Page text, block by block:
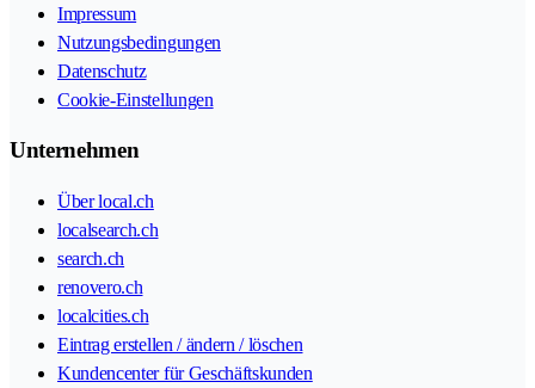
Impressum
Nutzungsbedingungen
Datenschutz
Cookie-Einstellungen
Unternehmen
Über local.ch
localsearch.ch
search.ch
renovero.ch
localcities.ch
Eintrag erstellen / ändern / löschen
Kundencenter für Geschäftskunden